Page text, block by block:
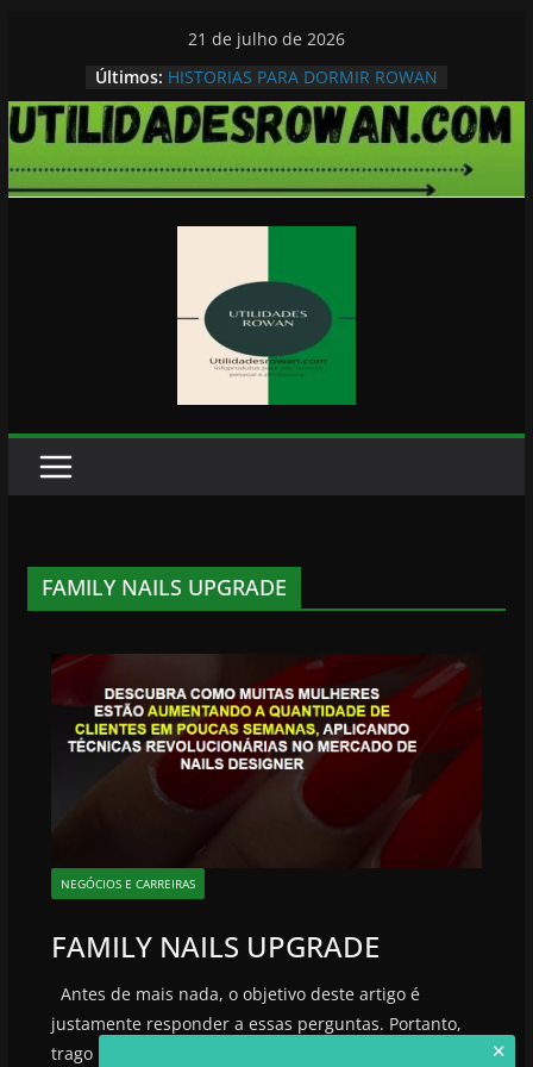
conteúdo
21 de julho de 2026
Últimos: HISTORIAS PARA DORMIR ROWAN
FAMILY NAILS UPGRADE
NEGÓCIOS E CARREIRAS
FAMILY NAILS UPGRADE
Antes de mais nada, o objetivo deste artigo é
justamente responder a essas perguntas. Portanto,
trago nesse artigo review
✕